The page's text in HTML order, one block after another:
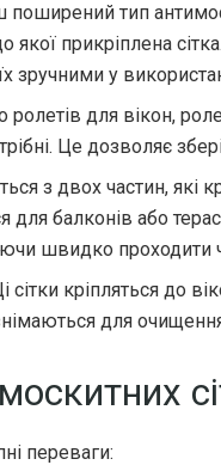
поширений тип
якої прикріплена
зручними у
ролетів для вікон,
Це дозволяє
з двох частин, які
балконів або
швидко проходити
сітки кріпляться до
для
переваги: